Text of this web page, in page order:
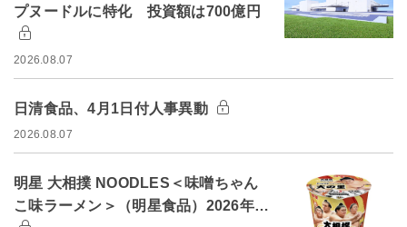
プヌードルに特化 投資額は700億円
2026.08.07
日清食品、4月1日付人事異動
2026.08.07
明星 大相撲 NOODLES＜味噌ちゃん
こ味ラーメン＞（明星食品）2026年…